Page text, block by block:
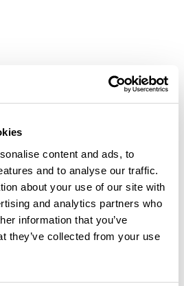
content and ads, to
and to analyse our traffic.
about your use of our site with
and analytics partners who
information that you’ve
they’ve collected from your use
un avis
vélo de 59,5 km à proximité de La